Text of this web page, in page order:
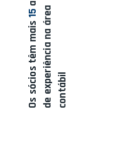
Os sócios têm mais
15 al